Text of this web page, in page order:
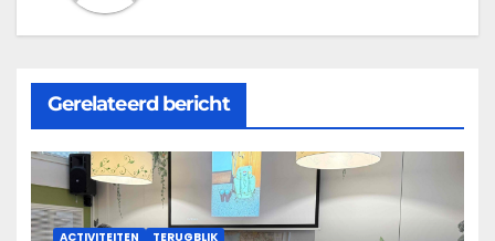
Gerelateerd bericht
ACTIVITEITEN TERUGBLIK